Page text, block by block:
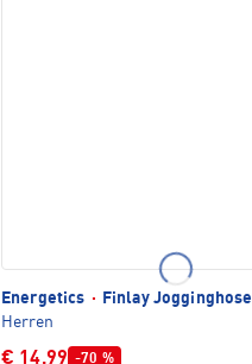
Energetics ·
Finlay Jogginghose
Herren
€ 14,99 -70 %